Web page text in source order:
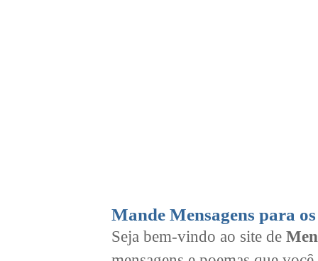
Mande Mensagens para
Seja bem-vindo ao site de